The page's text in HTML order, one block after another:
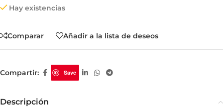
Hay existencias
Comparar Añadir a la lista de deseos
Compartir: Save
Descripción